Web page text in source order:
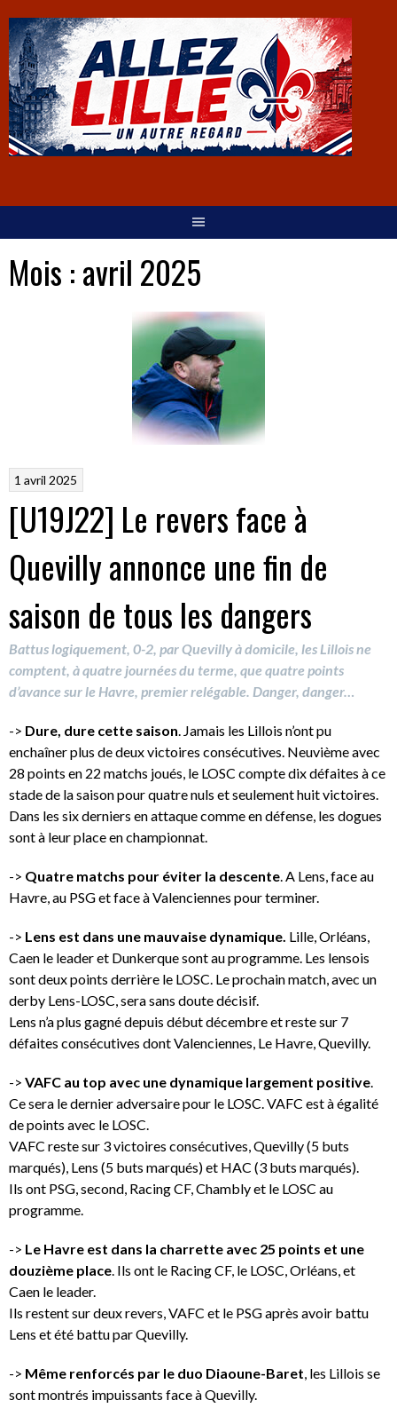
Mois :avril 2025
1 avril 2025
[U19J22] Le revers face à
Quevilly annonce une fin de
saison de tous les dangers
Battus logiquement, 0-2, par Quevilly à domicile, les Lillois ne
comptent, à quatre journées du terme, que quatre points
d’avance sur le Havre, premier relégable. Danger, danger…
-> Dure, dure cette saison . Jamais les Lillois n’ont pu
enchaîner plus de deux victoires consécutives. Neuvième avec
28 points en 22 matchs joués, le LOSC compte dix défaites à ce
stade de la saison pour quatre nuls et seulement huit victoires.
Dans les six derniers en attaque comme en défense, les dogues
sont à leur place en championnat.
-> Quatre matchs pour éviter la descente . A Lens, face au
Havre, au PSG et face à Valenciennes pour terminer.
-> Lens est dans une mauvaise dynamique. Lille, Orléans,
Caen le leader et Dunkerque sont au programme. Les lensois
sont deux points derrière le LOSC. Le prochain match, avec un
derby Lens-LOSC, sera sans doute décisif.
Lens n’a plus gagné depuis début décembre et reste sur 7
défaites consécutives dont Valenciennes, Le Havre, Quevilly.
-> VAFC au top avec une dynamique largement positive
Ce sera le dernier adversaire pour le LOSC. VAFC est à égalité
de points avec le LOSC.
VAFC reste sur 3 victoires consécutives, Quevilly (5 buts
marqués), Lens (5 buts marqués) et HAC (3 buts marqués).
Ils ont PSG, second, Racing CF, Chambly et le LOSC au
programme.
-> Le Havre est dans la charrette avec 25 points et une
douzième place . Ils ont le Racing CF, le LOSC, Orléans, et
Caen le leader.
Ils restent sur deux revers, VAFC et le PSG après avoir battu
Lens et été battu par Quevilly.
-> Même renforcés par le duo Diaoune-Baret , les Lillois se
sont montrés impuissants face à Quevilly.